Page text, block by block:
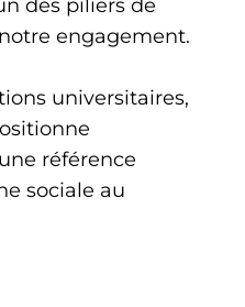
engagement.
universitaires,
référence
sociale au